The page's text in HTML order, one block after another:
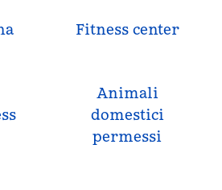
Fitness center
Animali
domestici
permessi